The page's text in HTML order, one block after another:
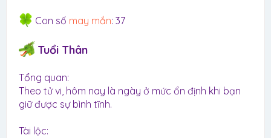
Con số may mắn: 37
Tuổi Thân
Tổng quan:
Theo tử vi, hôm nay là ngày ở mức ổn định khi bạn
giữ được sự bình tĩnh.
Tài lộc: